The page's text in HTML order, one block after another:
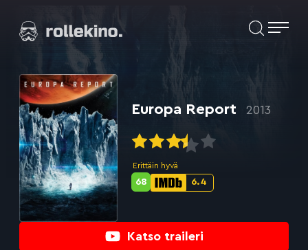
suoraan
Elokuvat ja elokuva-arviot | Rollekino.fi
lopputekstien
jälkeen.
Katso traileri
Europa Report 2013
Erittäin hyvä
IMDb-
6.4
Metascore-
68